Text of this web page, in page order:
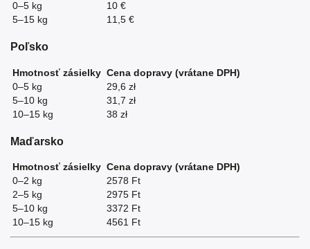
0–5 kg
10 €
5–15 kg
11,5 €
Poľsko
Hmotnosť zásielky Cena dopravy (vrátane DPH)
0–5 kg
29,6 zł
5–10 kg
31,7 zł
10–15 kg
38 zł
Maďarsko
Hmotnosť zásielky Cena dopravy (vrátane DPH)
0–2 kg
2578 Ft
2–5 kg
2975 Ft
5–10 kg
3372 Ft
10–15 kg
4561 Ft